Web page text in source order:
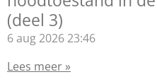
(deel 3)
6 aug 2026 23:46
Lees meer »